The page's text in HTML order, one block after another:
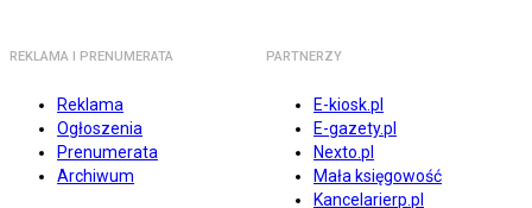
REKLAMA I PRENUMERATA
Reklama
Ogłoszenia
Prenumerata
Archiwum
PARTNERZY
E-kiosk.pl
E-gazety.pl
Nexto.pl
Mała księgowość
Kancelarierp.pl